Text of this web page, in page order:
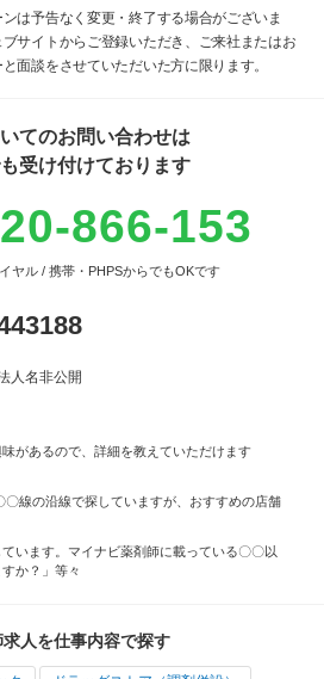
は予告なく変更・終了する場合がございま
サイトからご登録いただき、ご来社またはお
面談をさせていただいた方に限ります。
てのお問い合わせは
受け付けております
866-153
ヤル / 携帯・PHPSからでもOKです
人名非公開
味があるので、詳細を教えていただけます
〇線の沿線で探していますが、おすすめの店舗
ています。マイナビ薬剤師に載っている〇〇以
か？」等々
人を仕事内容で探す